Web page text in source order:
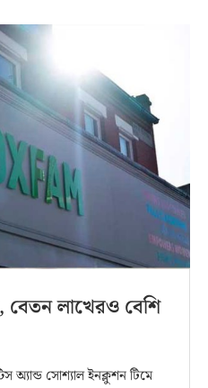
বেতন লাখেরও বেশি
অ্যান্ড সোশ্যাল ইনক্লুশন টিমে